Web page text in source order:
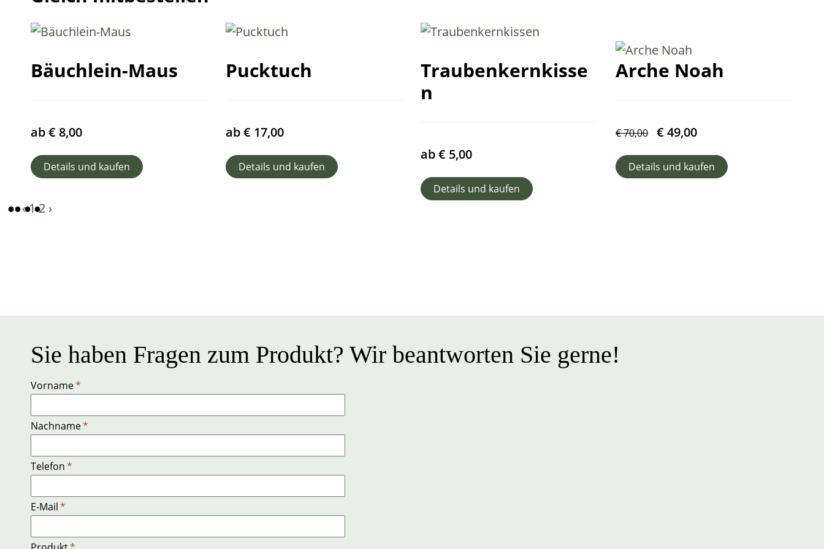
Bäuchlein-Maus
ab€ 8,00
Details und kaufen
Pucktuch
ab€ 17,00
Details und kaufen
Traubenkernkisse
n
ab€ 5,00
Details und kaufen
Arche Noah
€70,00 € 49,00
Details und kaufen
‹12 ›
Sie haben Fragen zum Produkt? Wir beantworten Sie gerne!
Vorname*
Nachname*
Telefon*
E-Mail*